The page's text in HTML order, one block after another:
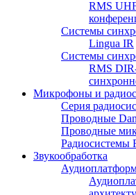
RMS
Системы
Lingua IR
Системы
RMS
Микрофоны и
Серия
Проводные
Проводные
Радиосистемы
Звукообработка